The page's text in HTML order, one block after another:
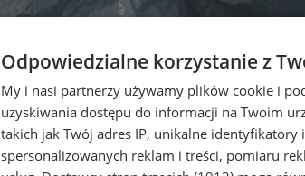
Odpowiedzialne korzystanie z
My i nasi partnerzy używamy plików cookie i
uzyskiwania dostępu do informacji na Twoim
takich jak Twój adres IP, unikalne
spersonalizowanych reklam i treści, pomiaru